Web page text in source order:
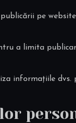
pe
a limita
informațiile